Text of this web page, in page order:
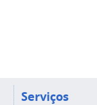
Serviços